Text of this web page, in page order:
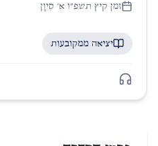
זמן קיץ תשפ״ו א׳ סִיוָן
יציאה ממקובעות